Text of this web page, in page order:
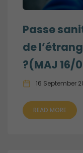
Passe
de
?(MAJ 16/
16 September
READ MORE